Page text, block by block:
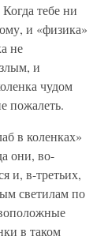
тебе ни
и «физика»
не
и
чудом
пожалеть.
в коленках»
они, во-
и, в-третьих,
светилам по
в таком